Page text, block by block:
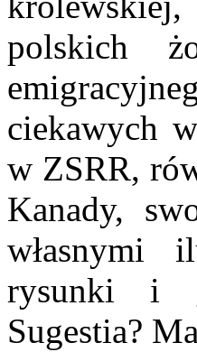
polskich
ciekawych
w ZSRR,
Kanady,
własnymi
rysunki i
Sugestia?